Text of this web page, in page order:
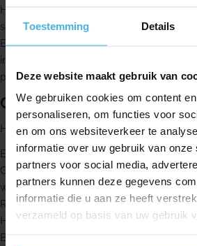
Toestemming Details
Deze website maakt gebruik van
We gebruiken cookies om content
personaliseren, om functies voor
en om ons websiteverkeer te
informatie over uw gebruik van onze
partners voor social media,
partners kunnen deze gegevens
informatie die u aan ze heeft
verzameld op basis van uw gebruik
Het researchteam van Elmex ontwikkelt
samenwerking met tandheelkundig
Elmex is daardoor de werkzaamheid van
ingrediënten wetenschappelijk bewezen
productvoordelen bevestigd.
Gebruik
Het advies is om je tanden tweemaal
Extra zachte tandenborstel
Geschikt voor gevoelige tanden,
wortels
Ronde, taps toelopende borstelharen
Hele fijne haren
Bereikt ruimtes die extra vatbaar zijn